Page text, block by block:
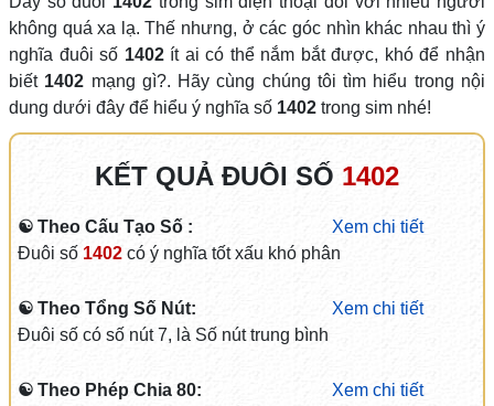
không quá xa lạ. Thế nhưng, ở các góc nhìn khác nhau thì ý
nghĩa đuôi số 1402ít ai có thể nắm bắt được, khó để nhận
biết 1402 mạng gì?. Hãy cùng chúng tôi tìm hiểu trong nội
dung dưới đây để hiểu ý nghĩa số 1402 trong sim nhé!
KẾT QUẢ ĐUÔI SỐ 1402
☯ Theo Cấu Tạo Số :
Xem chi tiết
Đuôi số 1402có ý nghĩa tốt xấu khó phân
☯ Theo Tổng Số Nút:
Xem chi tiết
Đuôi số có số nút 7, là Số nút trung bình
☯ Theo Phép Chia 80:
Xem chi tiết